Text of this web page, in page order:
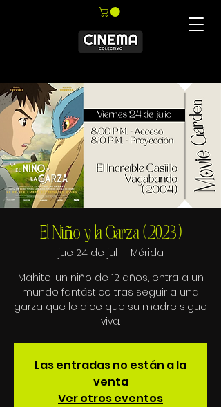
El Niño y la Garza (2023)
jue 24 de jul
Mérida
Mahito, un niño de 12 años, entra a un
mundo fantástico tras seguir a una
garza que le dice que su madre sigue
viva.
Las entradas no están a la
venta
Ver otros eventos